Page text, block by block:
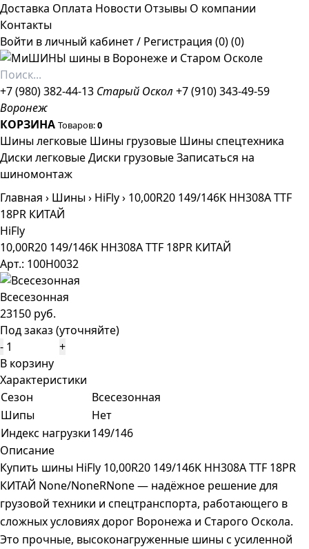
Доставка Оплата Новости Отзывы О компании
Контакты
Войти в личный кабинет/ Регистрация (0)(0)
+7 (980) 382-44-13 Старый Оскол +7 (910) 343-49-59
Воронеж
КОРЗИНА Товаров:0
Шины легковые Шины грузовые Шины спецтехника
Диски легковыеДиски грузовыеЗаписаться на
шиномонтаж
Главная › Шины› HiFly› 10,00R20 149/146K HH308A TTF
18PR КИТАЙ
HiFly
10,00R20 149/146K HH308A TTF 18PR КИТАЙ
Арт.: 100H0032
Всесезонная
23150 руб.
Под заказ (уточняйте)
-
+
В корзину
Характеристики
Сезон
Всесезонная
Шипы
Нет
Индекс нагрузки149/146
Описание
Купить шины HiFly 10,00R20 149/146K HH308A TTF 18PR
КИТАЙ None/NoneRNone — надёжное решение для
грузовой техники и спецтранспорта, работающего в
сложных условиях дорог Воронежа и Старого Оскола.
Это прочные, высоконагруженные шины с усиленной